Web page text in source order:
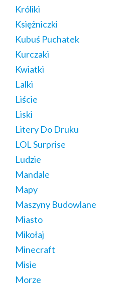
Króliki
Księżniczki
Kubuś Puchatek
Kurczaki
Kwiatki
Lalki
Liście
Liski
Litery Do Druku
LOL Surprise
Ludzie
Mandale
Mapy
Maszyny Budowlane
Miasto
Mikołaj
Minecraft
Misie
Morze